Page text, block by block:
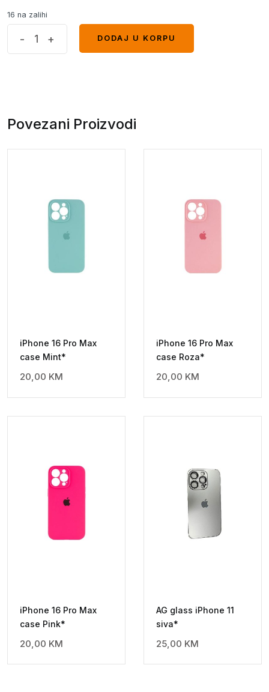
16 na zalihi
quantity
- +
DODAJ U KORPU
Povezani Proizvodi
iPhone 16 Pro Max
case Mint*
20,00 KM
iPhone 16 Pro Max
case Roza*
20,00 KM
iPhone 16 Pro Max
case Pink*
20,00 KM
AG glass iPhone 11
siva*
25,00 KM